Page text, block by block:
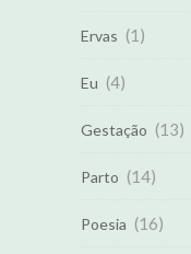
Ervas (1)
Eu (4)
Gestação (13)
Parto (14)
Poesia (16)